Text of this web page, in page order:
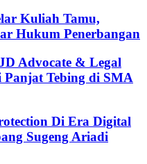
Kuliah Tamu,
Hukum Penerbangan
Advocate & Legal
Panjat Tebing di SMA
Di Era Digital
Sugeng Ariadi